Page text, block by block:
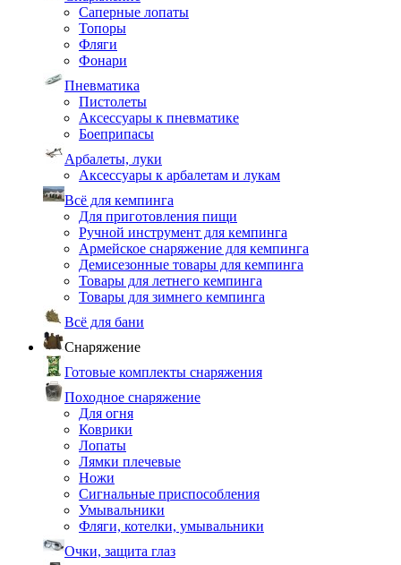
Саперные лопаты
Топоры
Фляги
Фонари
Пневматика
Пистолеты
Аксессуары к пневматике
Боеприпасы
Арбалеты, луки
Аксессуары к арбалетам и лукам
Всё для кемпинга
Для приготовления пищи
Ручной инструмент для кемпинга
Армейское снаряжение для кемпинга
Демисезонные товары для кемпинга
Товары для летнего кемпинга
Товары для зимнего кемпинга
Всё для бани
Снаряжение
Готовые комплекты снаряжения
Походное снаряжение
Для огня
Коврики
Лопаты
Лямки плечевые
Ножи
Сигнальные приспособления
Умывальники
Фляги, котелки, умывальники
Очки, защита глаз